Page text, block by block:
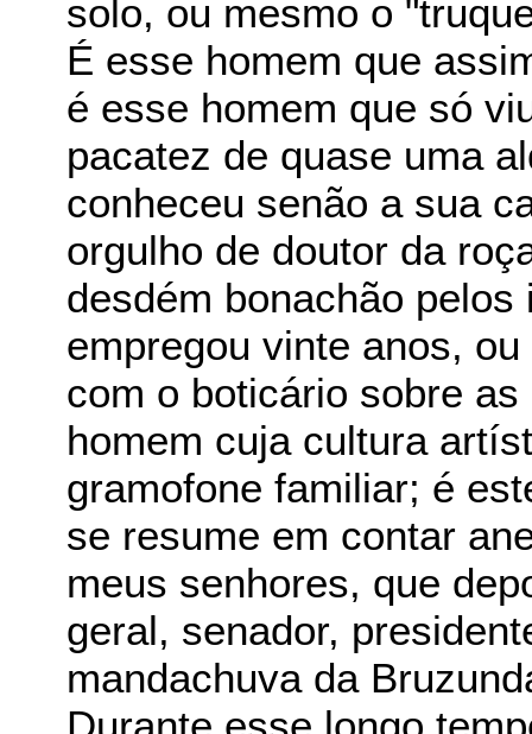
solo, ou mesmo o
É esse homem que
é esse homem que só
pacatez de quase uma
conheceu senão a sua
orgulho de doutor da
desdém bonachão
empregou vinte anos,
com o boticário sobre
homem cuja cultura
gramofone familiar; é
se resume em contar
meus senhores, que
geral, senador,
mandachuva da